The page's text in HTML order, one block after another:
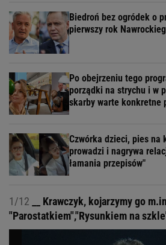
Biedroń bez ogródek o
pierwszy rok
Po obejrzeniu tego
porządki na strychu i w
skarby warte konkretne
Czwórka dzieci, pies na
prowadzi i nagrywa
łamania przepisów"
1/12 __ Krawczyk, kojarzymy go
"Parostatkiem","Rysunkiem na